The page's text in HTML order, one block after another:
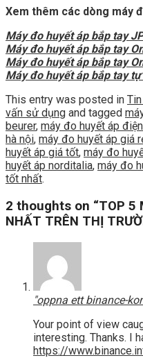
Xem thêm các dòng máy
Máy đo huyết áp bắp tay
Máy đo huyết áp bắp tay
Máy đo huyết áp bắp tay
Máy đo huyết áp bắp tay
This entry was posted in
vấn sử dụng and tagged
beurer, máy đo huyết áp
hà nội, máy đo huyết áp giá
huyết áp giá tốt, máy đo
huyết áp norditalia, máy đo
tốt nhất.
2 thoughts on “TOP 5
NHẤT TRÊN THỊ
"oppna ett binance-
Your point of view
interesting. Thanks. I
https://